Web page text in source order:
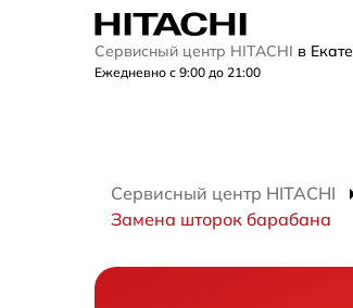
Сервисный центр HITACHI в
Ежедневно с 9:00 до 21:00
Сервисный центр HITACHI
Замена шторок барабана